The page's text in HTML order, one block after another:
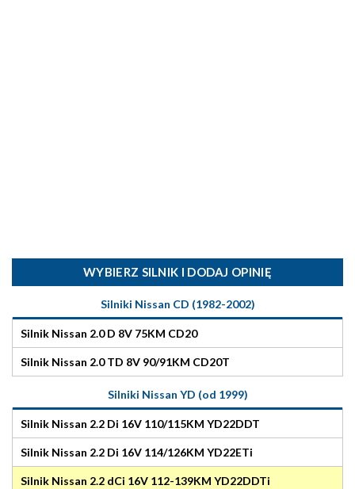
WYBIERZ SILNIK I DODAJ OPINIĘ
Silniki Nissan CD (1982-2002)
Silnik Nissan 2.0 D 8V 75KM CD20
Silnik Nissan 2.0 TD 8V 90/91KM CD20T
Silniki Nissan YD (od 1999)
Silnik Nissan 2.2 Di 16V 110/115KM YD22DDT
Silnik Nissan 2.2 Di 16V 114/126KM YD22ETi
Silnik Nissan 2.2 dCi 16V 112-139KM YD22DDTi